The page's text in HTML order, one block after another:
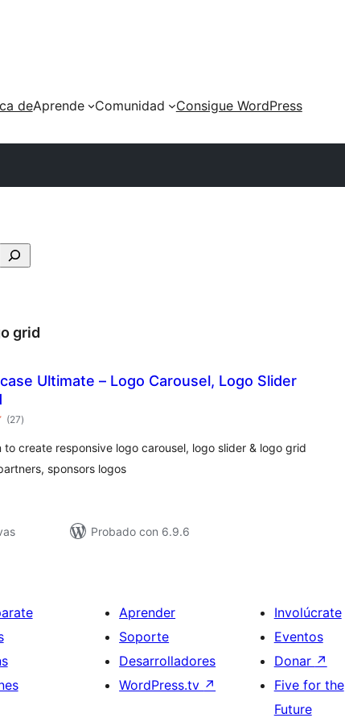
deAprende Comunidad
Consigue WordPress
grid
Ultimate – Logo Carousel, Logo Slider
(27total
de
)
create responsive logo carousel, logo slider & logo grid
sponsors logos
Probado con 6.9.6
Aprender
Soporte
Desarrolladores
WordPress.tv ↗
Involúcrate
Eventos
Donar ↗
Five for the
Future